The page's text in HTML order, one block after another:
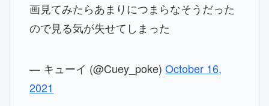
画見てみたらあまりにつまらなそうだった
ので見る気が失せてしまった
— キューイ (@Cuey_poke)October 16,
2021